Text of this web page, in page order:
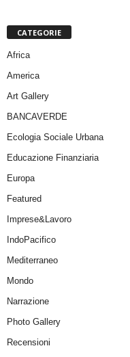
CATEGORIE
Africa
America
Art Gallery
BANCAVERDE
Ecologia Sociale Urbana
Educazione Finanziaria
Europa
Featured
Imprese&Lavoro
IndoPacifico
Mediterraneo
Mondo
Narrazione
Photo Gallery
Recensioni